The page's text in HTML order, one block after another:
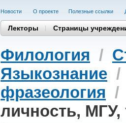
Новости О проекте Полезные cсылки
Лекторы Страницы
Филология /
Языкознание
фразеология
личность,